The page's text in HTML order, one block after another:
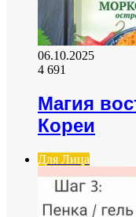
06.10.2025
4 691
Магия
Кореи
Для Лица